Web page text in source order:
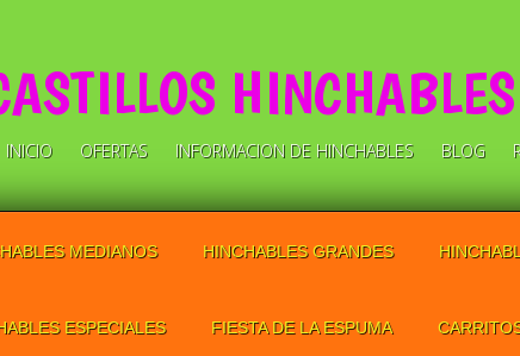
INICIO OFERTAS INFORMACION DE HINCHABLES BLOG
MEDIANOS HINCHABLES GRANDES
ESPECIALES FIESTA DE LA ESPUMA